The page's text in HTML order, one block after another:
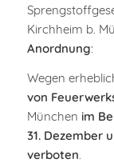
Kirchheim b.
Anordnung:
Wegen
von
München im
31. Dezember
verboten